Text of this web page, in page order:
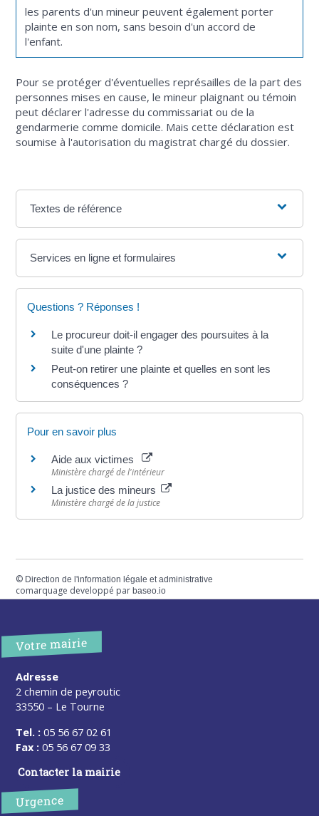
les parents d'un mineur peuvent également porter
plainte en son nom, sans besoin d'un accord de
l'enfant.
Pour se protéger d'éventuelles représailles de la part des
personnes mises en cause, le mineur plaignant ou témoin
peut déclarer l'adresse du commissariat ou de la
gendarmerie comme domicile. Mais cette déclaration est
soumise à l'autorisation du magistrat chargé du dossier.
Textes de référence
Services en ligne et formulaires
Questions ? Réponses !
Le procureur doit-il engager des poursuites à la
suite d'une plainte ?
Peut-on retirer une plainte et quelles en sont les
conséquences ?
Pour en savoir plus
Aide aux victimes
Ministère chargé de l'intérieur
La justice des mineurs
Ministère chargé de la justice
© Direction de l'information légale et administrative
comarquage developpé parbaseo.io
Votre mairie
Adresse
2 chemin de peyroutic
33550 – Le Tourne
Tel. : 05 56 67 02 61
Fax : 05 56 67 09 33
Contacter la mairie
Urgence